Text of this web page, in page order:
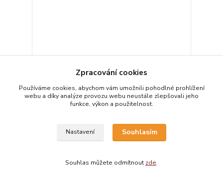
Materiál: softshell + fleece + polar fleece
170 Kč/ks skladem 1 ks
Přidat do košíku
Zpracování cookies
Používáme cookies, abychom vám umožnili pohodlné prohlížení
webu a díky analýze provozu webu neustále zlepšovali jeho
funkce, výkon a použitelnost.
Nastavení Souhlasím
Souhlas můžete odmítnout zde.